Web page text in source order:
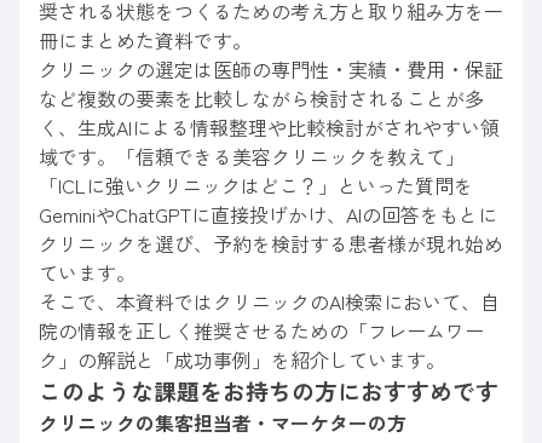
奨される状態をつくるための考え方と取り組み方を一
冊にまとめた資料です。
クリニックの選定は医師の専門性・実績・費用・保証
など複数の要素を比較しながら検討されることが多
く、生成AIによる情報整理や比較検討がされやすい領
域です。「信頼できる美容クリニックを教えて」
「ICLに強いクリニックはどこ？」といった質問を
GeminiやChatGPTに直接投げかけ、AIの回答をもとに
クリニックを選び、予約を検討する患者様が現れ始め
ています。
そこで、本資料ではクリニックのAI検索において、自
院の情報を正しく推奨させるための「フレームワー
ク」の解説と「成功事例」を紹介しています。
このような課題をお持ちの方におすすめです
クリニックの集客担当者・マーケターの方